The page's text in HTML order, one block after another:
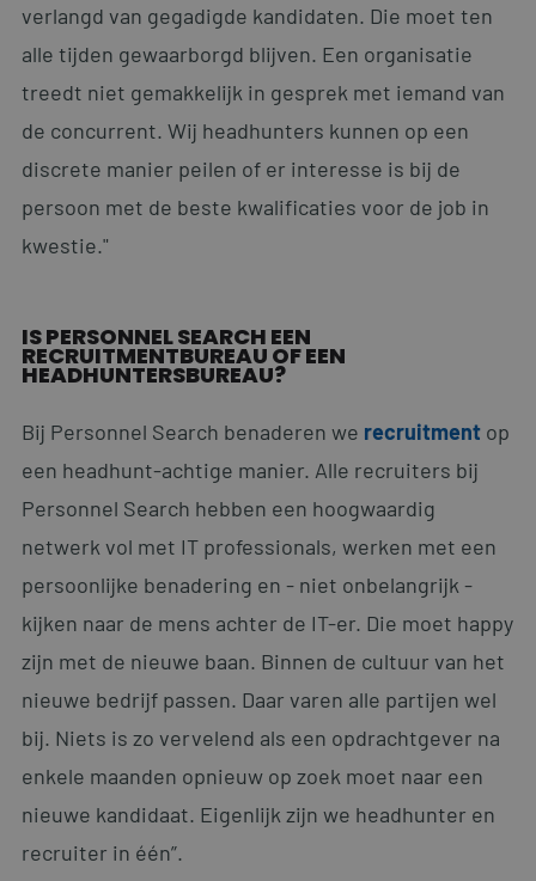
verlangd van gegadigde kandidaten. Die moet ten
alle tijden gewaarborgd blijven. Een organisatie
treedt niet gemakkelijk in gesprek met iemand van
de concurrent. Wij headhunters kunnen op een
discrete manier peilen of er interesse is bij de
persoon met de beste kwalificaties voor de job in
kwestie."
IS PERSONNEL SEARCH EEN
RECRUITMENTBUREAU OF EEN
HEADHUNTERSBUREAU?
Bij Personnel Search benaderen we recruitment op
een headhunt-achtige manier. Alle recruiters bij
Personnel Search hebben een hoogwaardig
netwerk vol met IT professionals, werken met een
persoonlijke benadering en - niet onbelangrijk -
kijken naar de mens achter de IT-er. Die moet happy
zijn met de nieuwe baan. Binnen de cultuur van het
nieuwe bedrijf passen. Daar varen alle partijen wel
bij. Niets is zo vervelend als een opdrachtgever na
enkele maanden opnieuw op zoek moet naar een
nieuwe kandidaat. Eigenlijk zijn we headhunter en
recruiter in één”.